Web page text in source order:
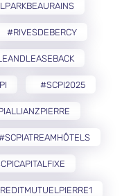
#RIVESDEBERCY
#SCPI2025